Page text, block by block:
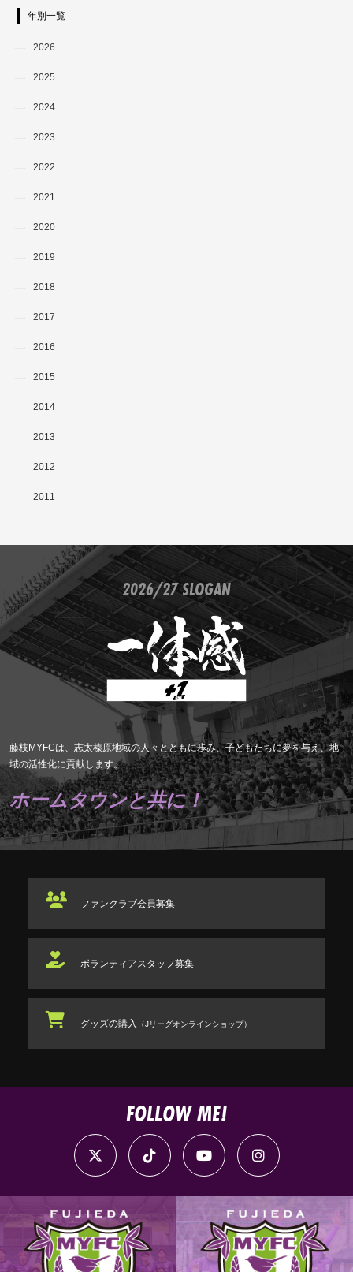
年別一覧
2026
2025
2024
2023
2022
2021
2020
2019
2018
2017
2016
2015
2014
2013
2012
2011
2026/27 SLOGAN
藤枝MYFCは、志太榛原地域の人々とともに歩み、子どもたちに夢を与え、地
域の活性化に貢献します。
ホームタウンと共に！
ファンクラブ会員募集
ボランティアスタッフ募集
グッズの購入 （Jリーグオンラインショップ）
FOLLOW ME!